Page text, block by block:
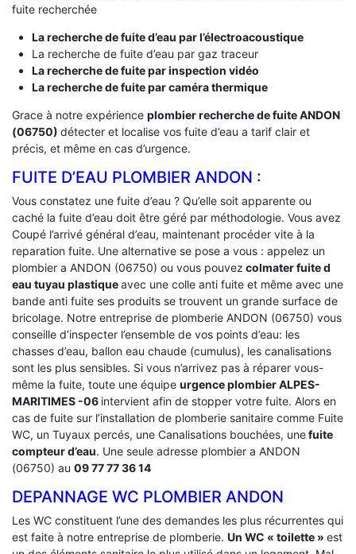
fuite recherchée
La recherche de fuite d’eau par l’électroacoustique
La recherche de fuite d’eau par gaz traceur
La recherche de fuite par inspection vidéo
La recherche de fuite par caméra thermique
Grace à notre expérience plombier recherche de fuite ANDON
(06750) détecter et localise vos fuite d’eau a tarif clair et
précis, et même en cas d’urgence.
FUITE D’EAU PLOMBIER ANDON :
Vous constatez une fuite d’eau ? Qu’elle soit apparente ou
caché la fuite d’eau doit être géré par méthodologie. Vous avez
Coupé l’arrivé général d’eau, maintenant procéder vite à la
reparation fuite. Une alternative se pose a vous : appelez un
plombier a ANDON (06750) ou vous pouvez colmater fuite d
eau tuyau plastiqueavec une colle anti fuite et même avec une
bande anti fuite ses produits se trouvent un grande surface de
bricolage. Notre entreprise de plomberie ANDON (06750) vous
conseille d’inspecter l’ensemble de vos points d’eau: les
chasses d’eau, ballon eau chaude (cumulus), les canalisations
sont les plus sensibles. Si vous n’arrivez pas à réparer vous-
même la fuite, toute une équipe urgence plombier ALPES-
MARITIMES -06 intervient afin de stopper votre fuite. Alors en
cas de fuite sur l’installation de plomberie sanitaire comme Fuite
WC, un Tuyaux percés, une Canalisations bouchées, unefuite
compteur d’eau. Une seule adresse plombier a ANDON
(06750) au 09 77 77 36 14
DEPANNAGE WC PLOMBIER ANDON
Les WC constituent l’une des demandes les plus récurrentes qui
est faite à notre entreprise de plomberie. Un WC « toilette » est